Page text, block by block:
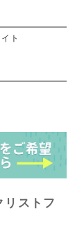
ト
リストフ